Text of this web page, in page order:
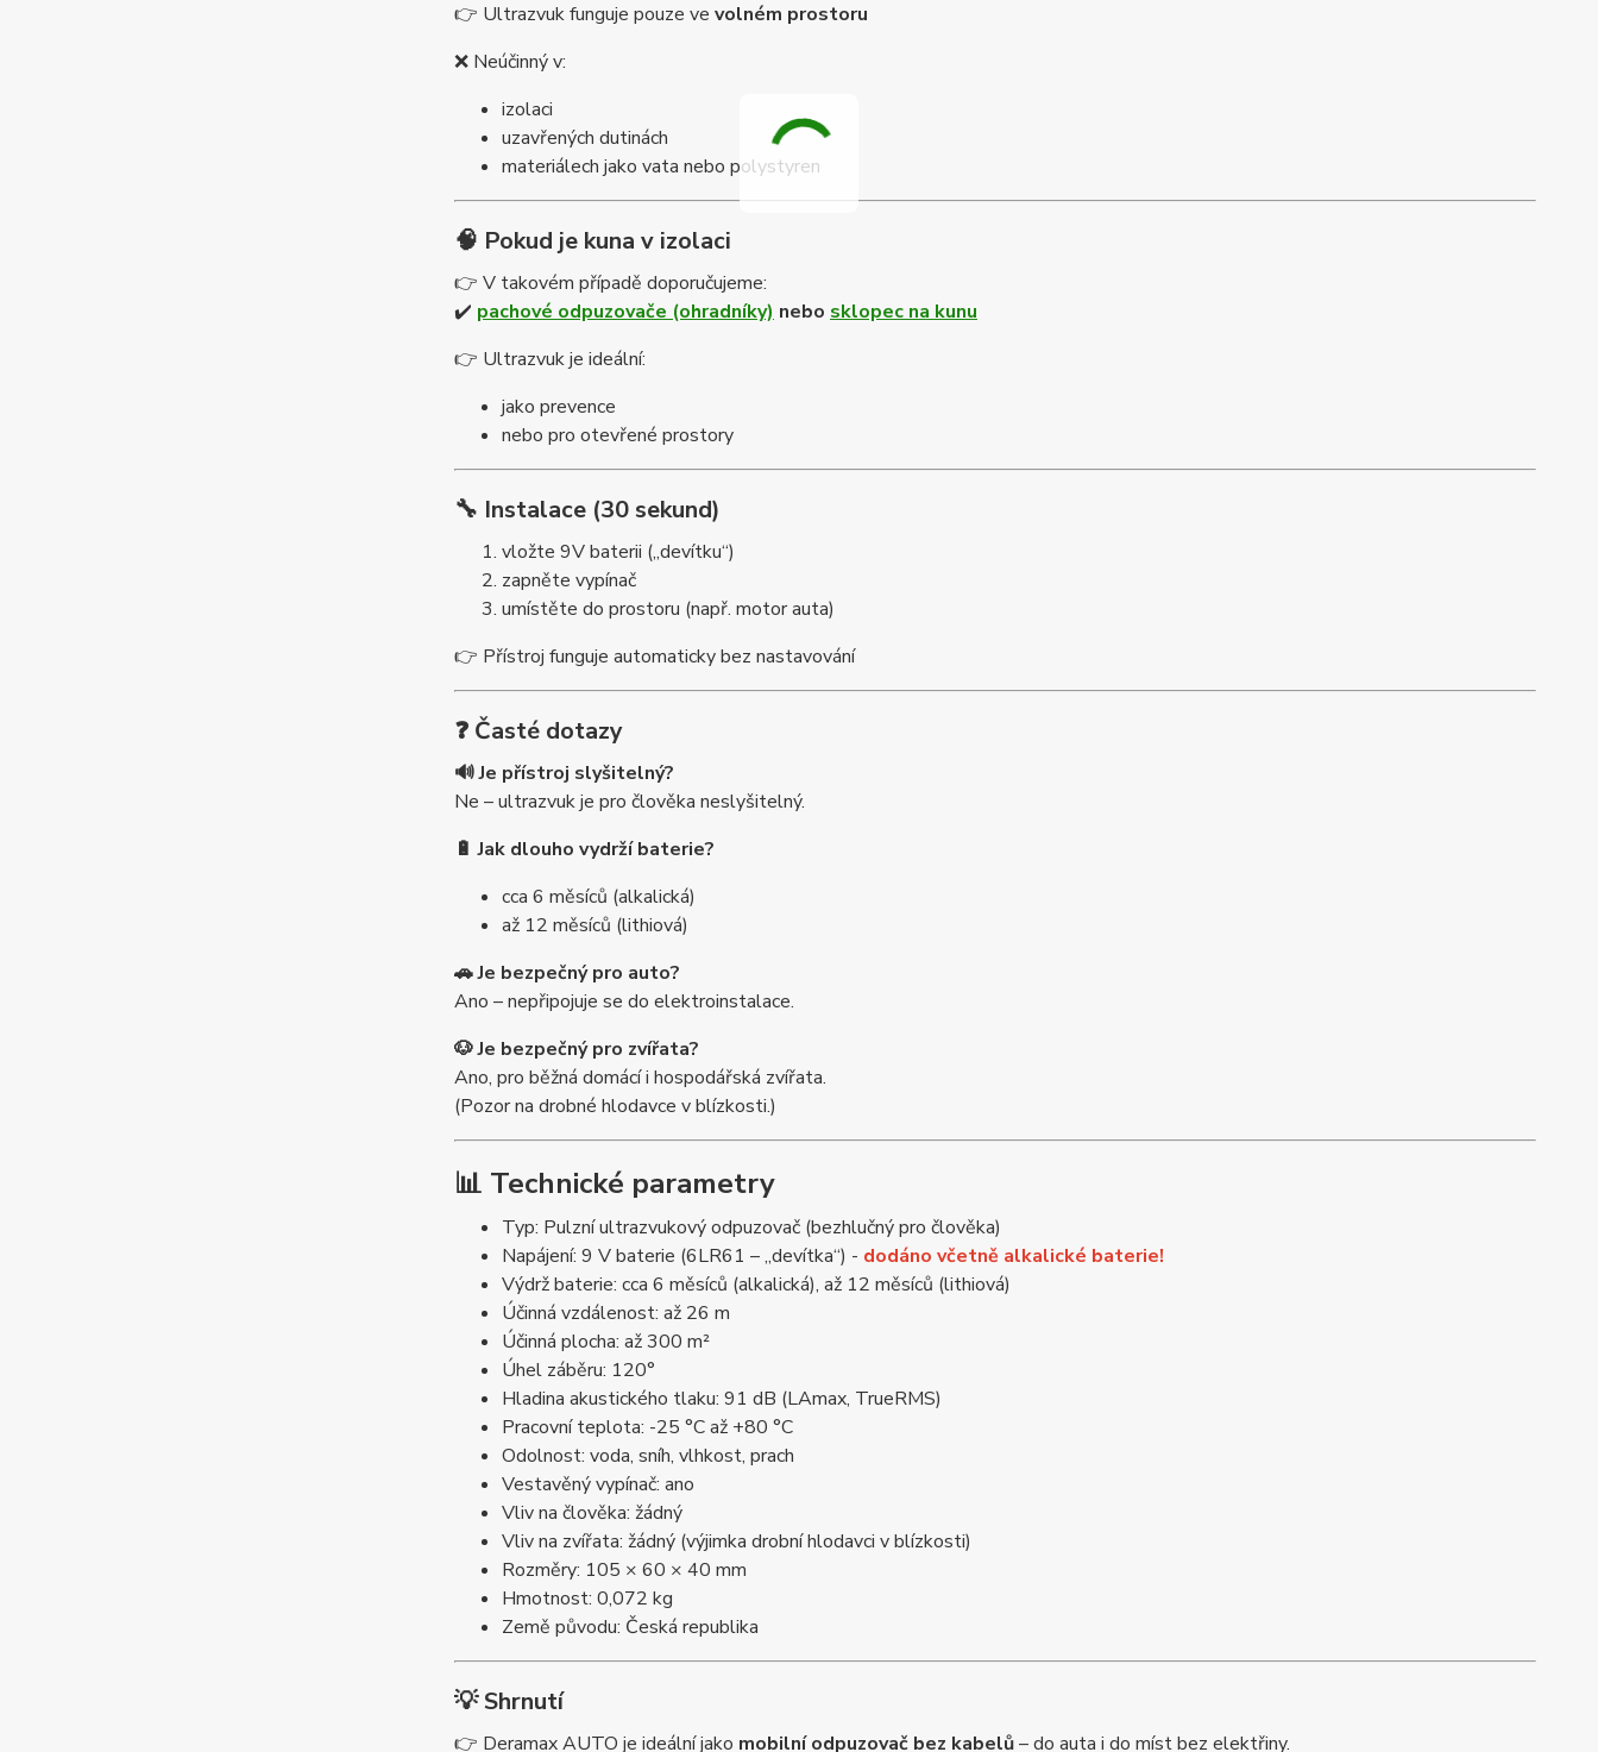
👉 Ultrazvuk funguje pouze ve volném prostoru
❌ Neúčinný v:
izolaci
uzavřených dutinách
materiálech jako vata nebo polystyren
🧠 Pokud je kuna v izolaci
👉 V takovém případě doporučujeme:
✔️ pachové odpuzovače (ohradníky) nebo sklopec na kunu
👉 Ultrazvuk je ideální:
jako prevence
nebo pro otevřené prostory
🔧 Instalace (30 sekund)
vložte 9V baterii („devítku“)
zapněte vypínač
umístěte do prostoru (např. motor auta)
👉 Přístroj funguje automaticky bez nastavování
❓ Časté dotazy
🔊 Je přístroj slyšitelný?
Ne – ultrazvuk je pro člověka neslyšitelný.
🔋 Jak dlouho vydrží baterie?
cca 6 měsíců (alkalická)
až 12 měsíců (lithiová)
🚗 Je bezpečný pro auto?
Ano – nepřipojuje se do elektroinstalace.
🐶 Je bezpečný pro zvířata?
Ano, pro běžná domácí i hospodářská zvířata.
(Pozor na drobné hlodavce v blízkosti.)
📊 Technické parametry
Typ: Pulzní ultrazvukový odpuzovač (bezhlučný pro člověka)
Napájení: 9 V baterie (6LR61 – „devítka“) - dodáno včetně alkalické baterie!
Výdrž baterie: cca 6 měsíců (alkalická), až 12 měsíců (lithiová)
Účinná vzdálenost: až 26 m
Účinná plocha: až 300 m²
Úhel záběru: 120°
Hladina akustického tlaku: 91 dB (LAmax, TrueRMS)
Pracovní teplota: -25 °C až +80 °C
Odolnost: voda, sníh, vlhkost, prach
Vestavěný vypínač: ano
Vliv na člověka: žádný
Vliv na zvířata: žádný (výjimka drobní hlodavci v blízkosti)
Rozměry: 105 × 60 × 40 mm
Hmotnost: 0,072 kg
Země původu: Česká republika
💡 Shrnutí
👉 Deramax AUTO je ideální jako mobilní odpuzovač bez kabelů– do auta i do míst bez elektřiny.